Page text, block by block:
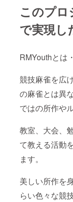
このプロ
で実現し
RMYouthとは
競技麻雀を広
の麻雀とは異
ではの所作や
教室、大会、
て教える活動
ます。
美しい所作を
らい色々な競